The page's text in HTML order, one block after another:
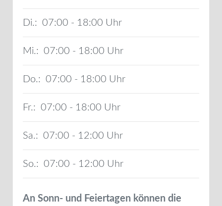
Di.: 07:00 - 18:00
Mi.: 07:00 - 18:00
Do.: 07:00 - 18:00
Fr.: 07:00 - 18:00
Sa.: 07:00 - 12:00
So.: 07:00 - 12:00
An Sonn- und Feiertagen können die